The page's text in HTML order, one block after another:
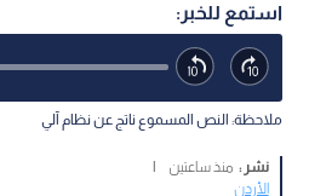
استمع للخبر:
ملاحظة: النص المسموع ناتج عن نظام آلي
نشر : منذ ساعتين
|
الأردن